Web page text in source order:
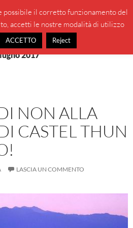
MENU
2017
NON ALLA
CASTEL THUN
LASCIA UN COMMENTO
possibile il corretto funzionamento del
accetti le nostre modalità di utilizzo
ACCETTO Reject